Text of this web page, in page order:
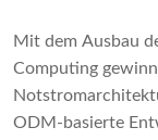
Mit dem Ausbau
Computing
ODM-basierte